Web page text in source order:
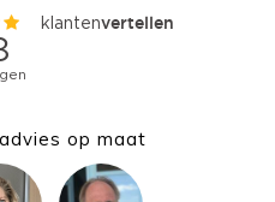
op maat